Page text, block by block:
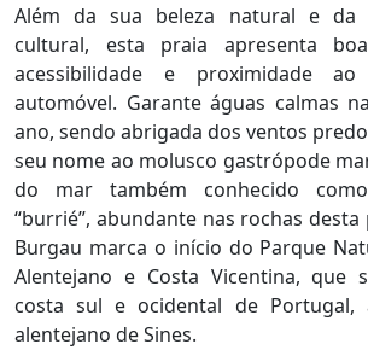
Além da sua beleza natural e da
cultural, esta praia apresenta
acessibilidade e proximidade ao
automóvel. Garante águas calmas
ano, sendo abrigada dos ventos
seu nome ao molusco gastrópode
do mar também conhecido
“burrié”, abundante nas rochas desta
Burgau marca o início do Parque
Alentejano e Costa Vicentina, que
costa sul e ocidental de Portugal,
alentejano de Sines.